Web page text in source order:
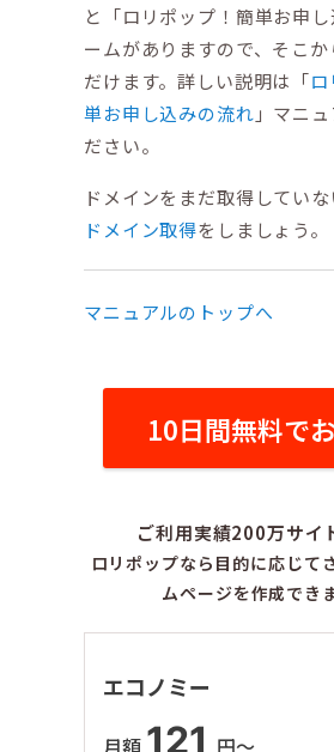
と「ロリポップ！簡単お申
ームがありますので、そこ
だけます。詳しい説明は「
単お申し込みの流れ 」マニ
ださい。
ドメインをまだ取得してい
ドメイン取得をしましょう。
マニュアルのトップへ
10日間無料で
ご利用実績200万サイ
ロリポップなら目的に応じて
ムページを作成できま
エコノミー
月額 121 円〜